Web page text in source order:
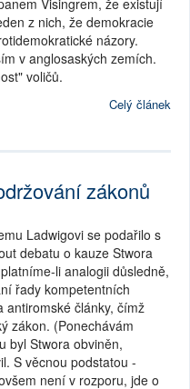
Visingrem, že existují
z nich, že demokracie
názory.
v anglosaských zemích.
voličů.
Celý článek
zákonů
Ladwigovi se podařilo s
debatu o kauze Stwora
li analogii důsledně,
řady kompetentních
antiromské články, čímž
zákon. (Ponechávám
byl Stwora obviněn,
S věcnou podstatou -
není v rozporu, jde o